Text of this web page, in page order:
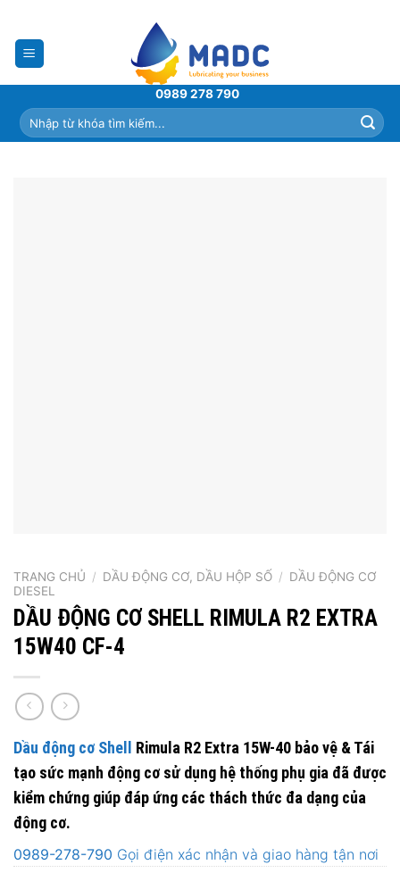
content
0989 278 790
Tìm
kiếm:
TRANG CHỦ / DẦU ĐỘNG CƠ, DẦU HỘP SỐ / DẦU ĐỘNG CƠ
DIESEL
DẦU ĐỘNG CƠ SHELL RIMULA R2 EXTRA
15W40 CF-4
Dầu động cơ Shell Rimula R2 Extra 15W-40 bảo vệ & Tái
tạo sức mạnh động cơ sử dụng hệ thống phụ gia đã được
kiểm chứng giúp đáp ứng các thách thức đa dạng của
động cơ.
0989-278-790 Gọi điện xác nhận và giao hàng tận nơi